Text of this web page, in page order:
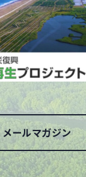
メールマガジン